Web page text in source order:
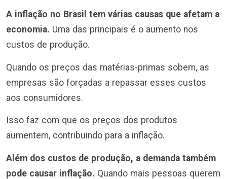
A inflação no Brasil tem várias causas que afetam a
economia. Uma das principais é o aumento nos
custos de produção.
Quando os preços das matérias-primas sobem, as
empresas são forçadas a repassar esses custos
aos consumidores.
Isso faz com que os preços dos produtos
aumentem, contribuindo para a inflação.
Além dos custos de produção, a demanda também
pode causar inflação. Quando mais pessoas querem